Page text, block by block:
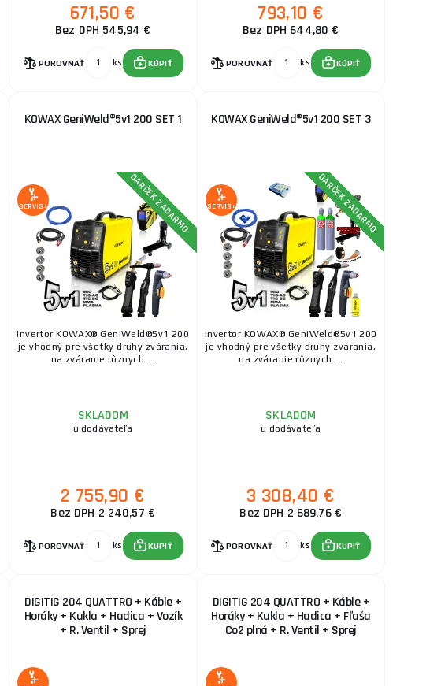
671,50 €
Bez DPH 545,94 €
POROVNAŤ ks KÚPIŤ
793,10 €
Bez DPH 644,80 €
POROVNAŤ ks KÚPIŤ
KOWAX GeniWeld®5v1 200 SET 1
SERVIS+ DARČEK ZADARMO
Invertor KOWAX® GeniWeld®5v1 200
je vhodný pre všetky druhy zvárania,
na zváranie rôznych ...
SKLADOM
u dodávateľa
2 755,90 €
Bez DPH 2 240,57 €
POROVNAŤ ks KÚPIŤ
KOWAX GeniWeld®5v1 200 SET 3
SERVIS+ DARČEK ZADARMO
Invertor KOWAX® GeniWeld®5v1 200
je vhodný pre všetky druhy zvárania,
na zváranie rôznych ...
SKLADOM
u dodávateľa
3 308,40 €
Bez DPH 2 689,76 €
POROVNAŤ ks KÚPIŤ
DIGITIG 204 QUATTRO + Káble +
Horáky + Kukla + Hadica + Vozík
+ R. Ventil + Sprej
DIGITIG 204 QUATTRO + Káble +
Horáky + Kukla + Hadica + Fľaša
Co2 plná + R. Ventil + Sprej